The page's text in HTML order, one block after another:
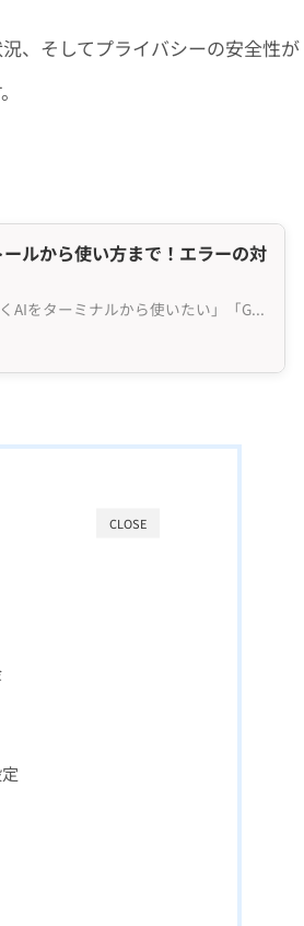
、そしてプライバシーの安全性が
ルから使い方まで！エラーの対
日々のコーディングや開発作業の中で、「もっと効率よくAIをターミナルから使いたい」「Gemini C...
CLOSE